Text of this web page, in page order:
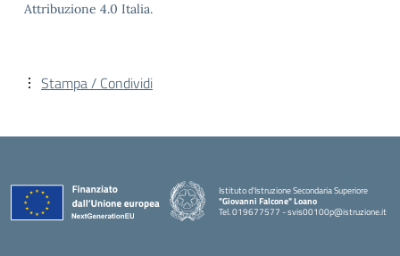
Attribuzione 4.0 Italia.
Stampa / Condividi
Istituto d'Istruzione Secondaria Superiore
"Giovanni Falcone" Loano
Tel. 019677577 - svis00100p@istruzione.it
— Visita la pagina iniziale della scuola